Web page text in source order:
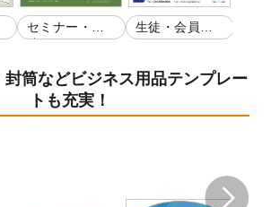
セミナー・講
演会
生徒・会員募
集
筒などビジネス用品テンプレー
トも充実！